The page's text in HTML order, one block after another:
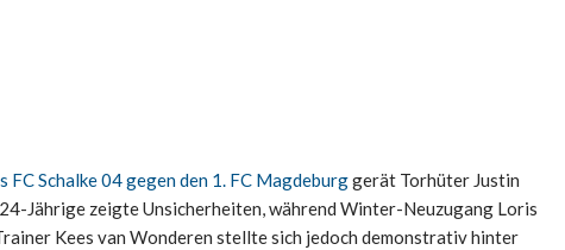
Schalke 04 gegen den 1. FC Magdeburggerät Torhüter Justin
Jährige zeigte Unsicherheiten, während Winter-Neuzugang Loris
Kees van Wonderen stellte sich jedoch demonstrativ hinter